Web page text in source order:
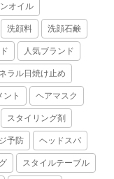
オイル
洗顔料 洗顔石鹸
人気ブランド
ラル日焼け止め
ント ヘアマスク
スタイリング剤
予防 ヘッドスパ
スタイルテーブル